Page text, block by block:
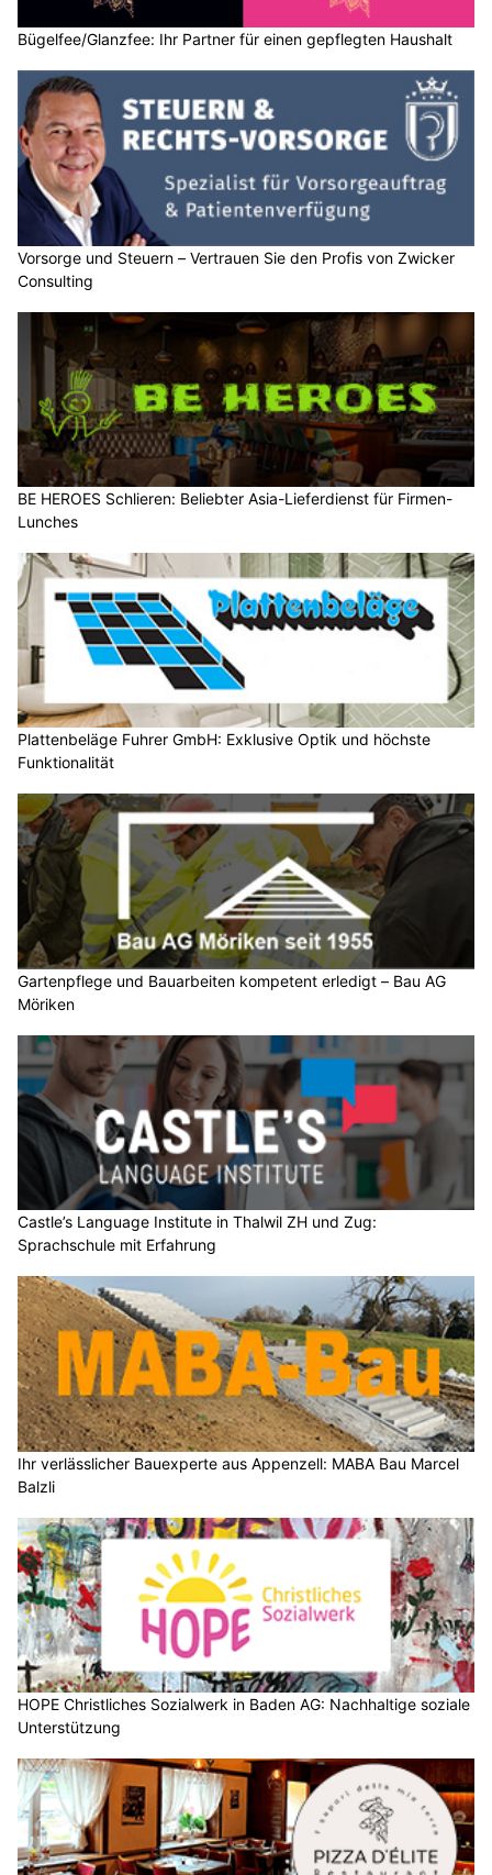
Bügelfee/Glanzfee: Ihr Partner für einen gepflegten Haushalt
Vorsorge und Steuern – Vertrauen Sie den Profis von Zwicker
Consulting
BE HEROES Schlieren: Beliebter Asia-Lieferdienst für Firmen-
Lunches
Plattenbeläge Fuhrer GmbH: Exklusive Optik und höchste
Funktionalität
Gartenpflege und Bauarbeiten kompetent erledigt – Bau AG
Möriken
Castle’s Language Institute in Thalwil ZH und Zug:
Sprachschule mit Erfahrung
Ihr verlässlicher Bauexperte aus Appenzell: MABA Bau Marcel
Balzli
HOPE Christliches Sozialwerk in Baden AG: Nachhaltige soziale
Unterstützung